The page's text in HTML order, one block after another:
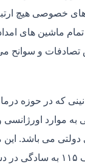
های خصوصی هیچ
ماشین های
و سوانح می
که در حوزه
موارد اورژانسی
دولتی می باشد. این
شماره تلفن معروف ۱۱۵